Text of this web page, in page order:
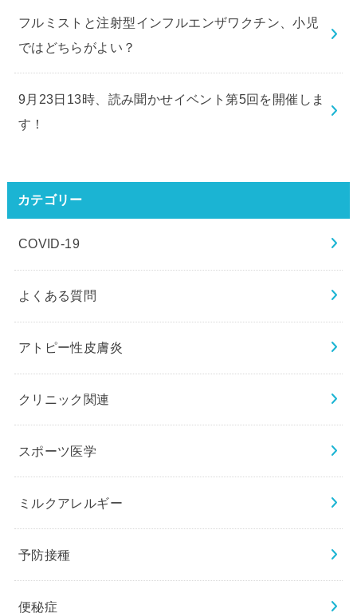
フルミストと注射型インフルエンザワクチン、小児
ではどちらがよい？
9月23日13時、読み聞かせイベント第5回を開催しま
す！
カテゴリー
COVID-19
よくある質問
アトピー性皮膚炎
クリニック関連
スポーツ医学
ミルクアレルギー
予防接種
便秘症